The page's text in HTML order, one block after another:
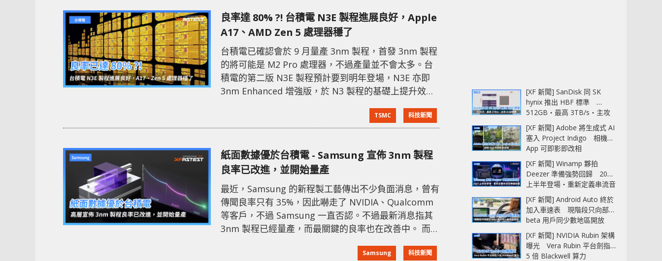
問題。 若俄羅斯進口高達 40% 故障率的晶片全是來自
中國的報廢品，這到底會
良率達 80% ?! 台積電 N3E 製程進展良好，Apple
A17、AMD Zen 5 處理器穩了
台積電已確認會於 9 月量產 3nm 製程，首發 3nm 製程
的將可能是 M2 Pro 處理器，不過產量並不會太多。台
積電的第二版 N3E 製程預計要到明年登場，N3E 亦即
3nm Enhanced 增強版，於 N3 製程的基礎上提升效
能與密度下，功耗降低 34%、效能提升 18%，甚至可以
將電晶體密度提升 60%。 而 N3E 製程將會是各大廠商
iPhone 15 系列的 A17 晶
TSMC 科技新聞
紙面數據優於台積電 - Samsung 宣佈 3nm 製程
良率已改進，並開始量產
最近，Samsung 的新程製工藝傳出不少負面消息，曾有
傳聞良率只有 35%，因此嚇走了 NVIDIA、Qualcomm
等客戶，不過 Samsung 一直否認。不過最新消息指其
3nm 製程已經量產，而最關鍵的良率也在改善中。 而這
已對 3nm 製程的信心，同時表示良率已經改善，不過實
Samsung 科技新聞
[XF 新聞] SanDisk 同 SK
hynix 推出 HBF 標準
512GB‧最高 3TB/s‧主攻
AI 記憶體
[XF 新聞] Adobe 將生成式 AI
塞入 Project Indigo 相機
App 可即影即改相
[XF 新聞] Winamp 夥拍
Deezer 準備強勢回歸 2027
上半年登場‧重新定義串流音
樂播放器
[XF 新聞] Android Auto 終於
加入車速表 現階段只向部分
beta 用戶同少數地區開放
[XF 新聞] NVIDIA Rubin 架構
曝光 Vera Rubin 平台劍指
5 倍 Blackwell 算力